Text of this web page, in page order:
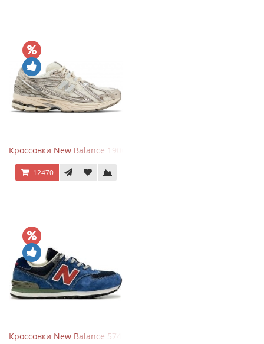
Кроссовки New Balance 1906R Arid Stone
12470
Кроссовки New Balance 574 Blue Black Red синий с красным